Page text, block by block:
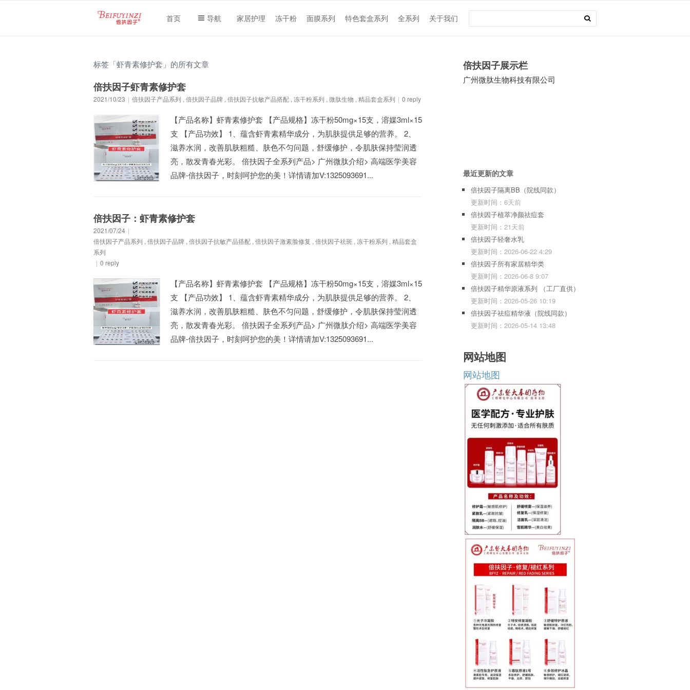
首页 导航 家居护理 冻干粉 面膜系列 特色套盒系列 全系列 关于我们
标签「虾青素修护套」的所有文章
倍扶因子虾青素修护套
2021/10/23 | 倍扶因子产品系列 , 倍扶因子品牌 , 倍扶因子抗敏产品搭配 , 冻干粉系列 , 微肽生物 , 精品套盒系列 | 0 reply
【产品名称】虾青素修护套 【产品规格】冻干粉50mg×15支，溶媒3ml×15
支 【产品功效】 1、蕴含虾青素精华成分，为肌肤提供足够的营养。 2、
滋养水润，改善肌肤粗糙、肤色不匀问题，舒缓修护，令肌肤保持莹润透
亮，散发青春光彩。 倍扶因子全系列产品> 广州微肽介绍> 高端医学美容
品牌-倍扶因子，时刻呵护您的美！详情请加V:1325093691...
倍扶因子：虾青素修护套
2021/07/24 |
倍扶因子产品系列 , 倍扶因子品牌 , 倍扶因子抗敏产品搭配 , 倍扶因子激素脸修复 , 倍扶因子祛斑 , 冻干粉系列 , 精品套盒
系列
| 0 reply
【产品名称】虾青素修护套 【产品规格】冻干粉50mg×15支，溶媒3ml×15
支 【产品功效】 1、蕴含虾青素精华成分，为肌肤提供足够的营养。 2、
滋养水润，改善肌肤粗糙、肤色不匀问题，舒缓修护，令肌肤保持莹润透
亮，散发青春光彩。 倍扶因子全系列产品> 广州微肽介绍> 高端医学美容
品牌-倍扶因子，时刻呵护您的美！详情请加V:1325093691...
倍扶因子展示栏
广州微肽生物科技有限公司
最近更新的文章
倍扶因子隔离BB（院线同款）
更新时间： 6天前
倍扶因子植萃净颜祛痘套
更新时间： 21天前
倍扶因子轻奢水乳
更新时间： 2026-06-22 4:29
倍扶因子所有家居精华类
更新时间： 2026-06-8 9:07
倍扶因子精华原液系列 （工厂直供）
更新时间： 2026-05-26 10:19
倍扶因子祛痘精华液（院线同款）
更新时间： 2026-05-14 13:48
网站地图
网站地图